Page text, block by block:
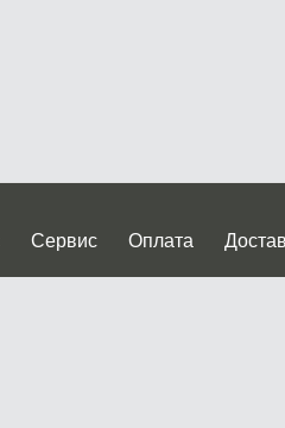
Сервис Оплата